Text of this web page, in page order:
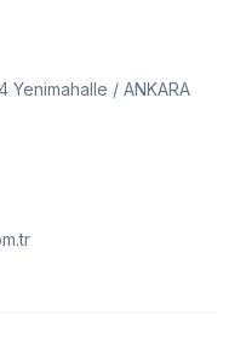
Yenimahalle / ANKARA